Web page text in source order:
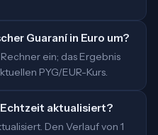
Guaraní in Euro um?
ein; das Ergebnis
PYG/EUR-Kurs.
Echtzeit aktualisiert?
Den Verlauf von 1